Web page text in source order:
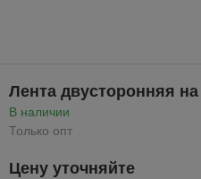
Лента двусторонняя
В наличии
Только опт
Цену уточняйте